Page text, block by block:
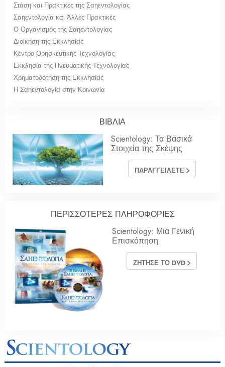
Στάση και Πρακτικές της Σαηεντολογίας
Σαηεντολογία και Άλλες Πρακτικές
Ο Οργανισμός της Σαηεντολογίας
Διοίκηση της Εκκλησίας
Κέντρο Θρησκευτικής Τεχνολογίας
Εκκλησία της Πνευματικής Τεχνολογίας
Χρηματοδότηση της Εκκλησίας
Η Σαηεντολογία στην Κοινωνία
ΒΙΒΛΙΑ
Scientology: Τα Βασικά
Στοιχεία της Σκέψης
ΠΑΡΑΓΓΕΙΛΕΤΕ
ΠΕΡΙΣΣΟΤΕΡΕΣ ΠΛΗΡΟΦΟΡΙΕΣ
Scientology: Μια Γενική
Επισκόπηση
ΖΗΤΗΣΕ ΤΟ DVD